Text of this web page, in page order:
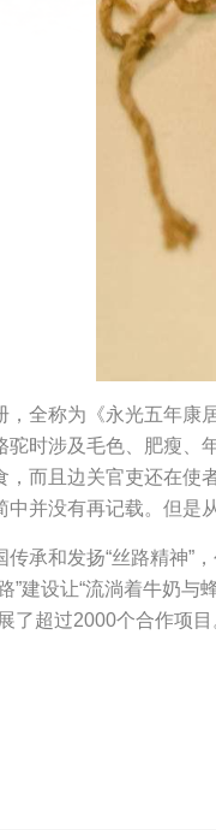
，全称为《永光五年康
驼时涉及毛色、肥瘦、
，而且边关官吏还在使
中并没有再记载。但是
传承和发扬“丝路精神”
”建设让“流淌着牛奶
了超过2000个合作项